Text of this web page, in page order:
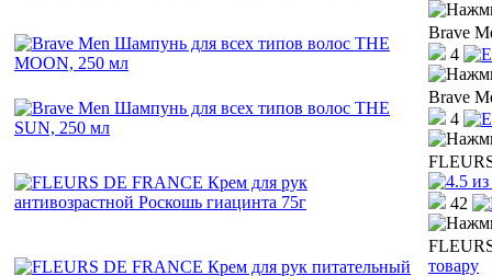
Brave
4
Brave
4
42
товару